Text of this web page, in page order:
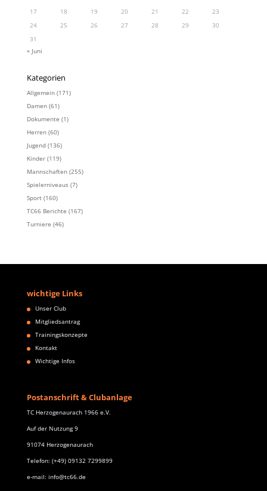
17
18 19 20 21 22
23
24
25 26 27 28 29
30
31
« Juni
Kategorien
Allgemein(171)
Damen(61)
Dokumente (1)
Herren(60)
Jugend(136)
Kinder(119)
Mannschaften(255)
Spielerniveaus(7)
Sport(160)
TC66 Berichte (167)
Turniere (46)
wichtige Links
Unser Club
Mitgliedsantrag
Trainingskonzepte
Kontakt
Wichtige Infos
Postanschrift & Clubanlage
TC Herzogenaurach 1966 e.V.
Auf der Nutzung 9
91074 Herzogenaurach
Telefon: (+49) 09132 7299899
e-mail: info@tc66.de